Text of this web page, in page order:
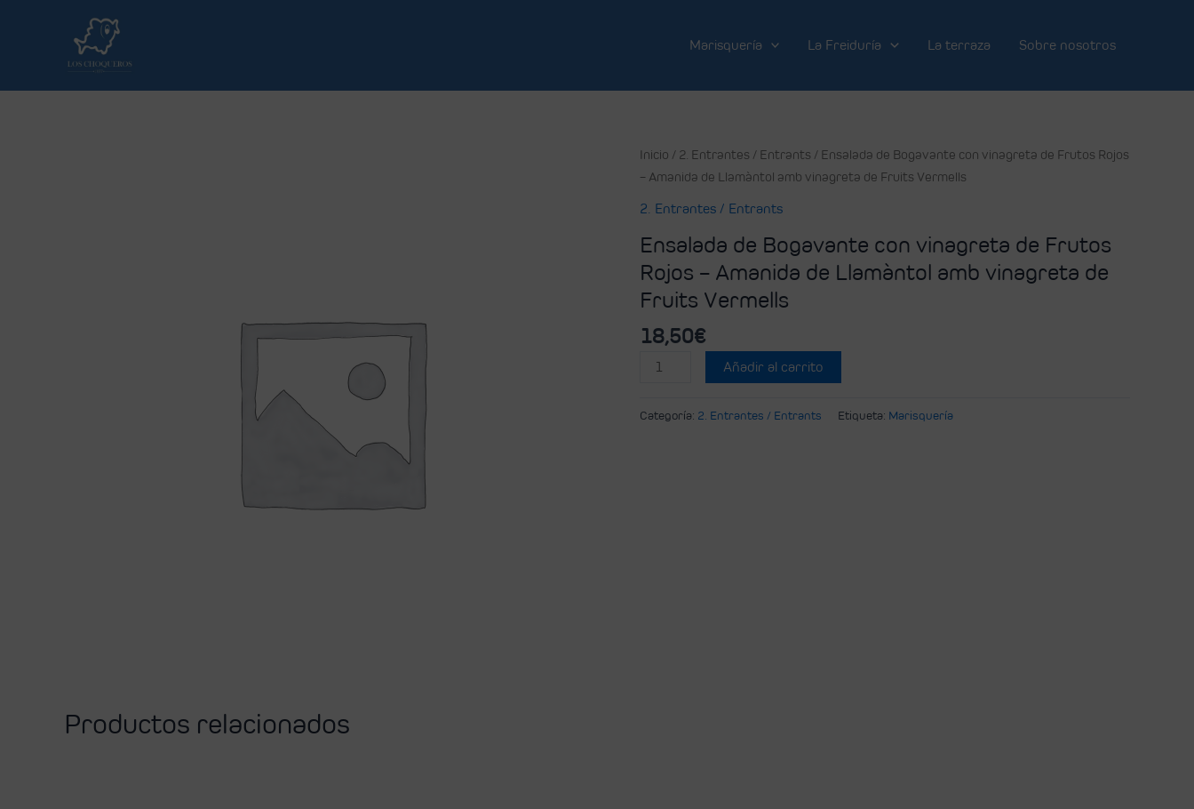
Marisquería La Freiduría La terraza Sobre nosotros
Inicio / 2. Entrantes / Entrants / Ensalada de Bogavante con vinagreta de Frutos Rojos
– Amanida de Llamàntol amb vinagreta de Fruits Vermells
2. Entrantes / Entrants
Ensalada de Bogavante con vinagreta de Frutos
Rojos – Amanida de Llamàntol amb vinagreta de
Fruits Vermells
18,50€
Añadir al carrito
Categoría: 2. Entrantes / Entrants Etiqueta: Marisquería
Productos relacionados